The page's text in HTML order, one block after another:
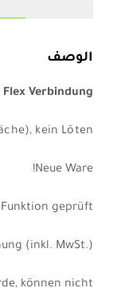
الوصف
Flex Verbindung
kein Löten
Neue Ware!
geprüft.
(inkl. MwSt.)
können nicht